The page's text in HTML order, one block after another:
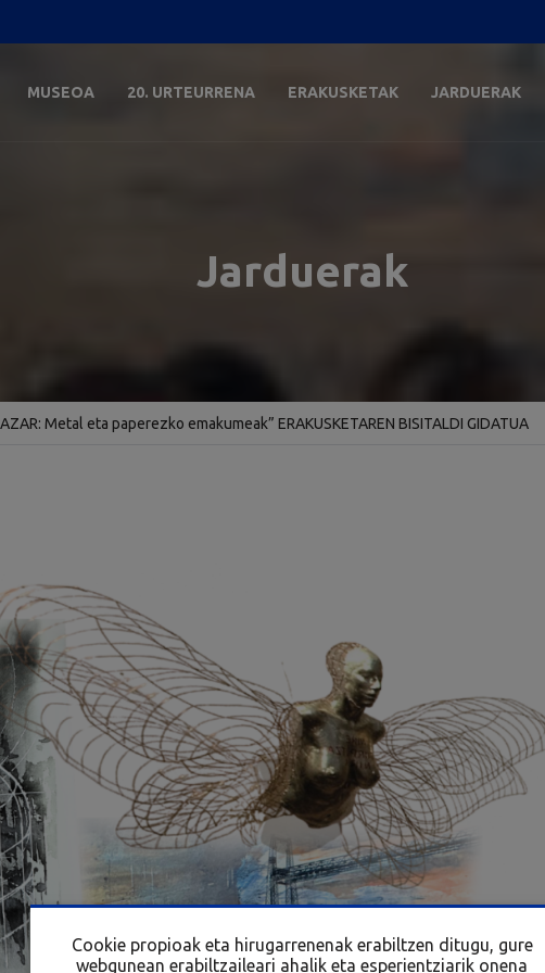
MUSEOA 20. URTEURRENA ERAKUSKETAK JARDUERAK
Jarduerak
Metal eta paperezko emakumeak” ERAKUSKETAREN BISITALDI GIDATUA
Cookie propioak eta hirugarrenenak erabiltzen ditugu, gure
webgunean erabiltzaileari ahalik eta esperientziarik onena